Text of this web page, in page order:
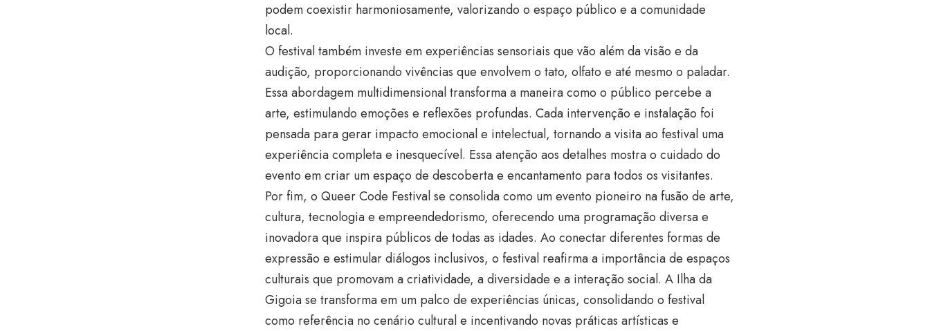
podem coexistir harmoniosamente, valorizando o espaço público e a comunidade
local.
O festival também investe em experiências sensoriais que vão além da visão e da
audição, proporcionando vivências que envolvem o tato, olfato e até mesmo o paladar.
Essa abordagem multidimensional transforma a maneira como o público percebe a
arte, estimulando emoções e reflexões profundas. Cada intervenção e instalação foi
pensada para gerar impacto emocional e intelectual, tornando a visita ao festival uma
experiência completa e inesquecível. Essa atenção aos detalhes mostra o cuidado do
evento em criar um espaço de descoberta e encantamento para todos os visitantes.
Por fim, o Queer Code Festival se consolida como um evento pioneiro na fusão de arte,
cultura, tecnologia e empreendedorismo, oferecendo uma programação diversa e
inovadora que inspira públicos de todas as idades. Ao conectar diferentes formas de
expressão e estimular diálogos inclusivos, o festival reafirma a importância de espaços
culturais que promovam a criatividade, a diversidade e a interação social. A Ilha da
Gigoia se transforma em um palco de experiências únicas, consolidando o festival
como referência no cenário cultural e incentivando novas práticas artísticas e